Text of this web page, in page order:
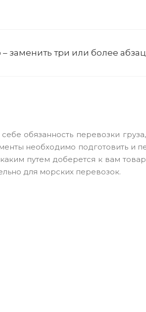
заменить три или более
обязанность перевозки
необходимо подготовить и
путем доберется к вам
для морских перевозок.